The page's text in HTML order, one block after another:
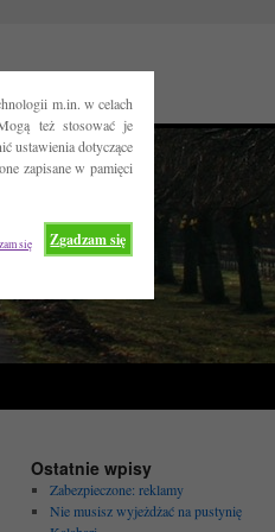
m.in. w celach
też stosować je
ustawienia dotyczące
zapisane w pamięci
Zgadzam się
się
Ostatnie wpisy
Zabezpieczone: reklamy
Nie musisz wyjeżdżać na pustynię